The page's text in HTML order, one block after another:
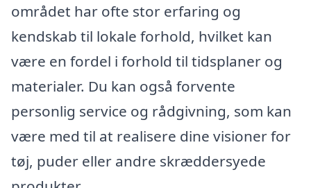
området har ofte stor erfaring og
kendskab til lokale forhold, hvilket kan
være en fordel i forhold til tidsplaner og
materialer. Du kan også forvente
personlig service og rådgivning, som kan
være med til at realisere dine visioner for
tøj, puder eller andre skræddersyede